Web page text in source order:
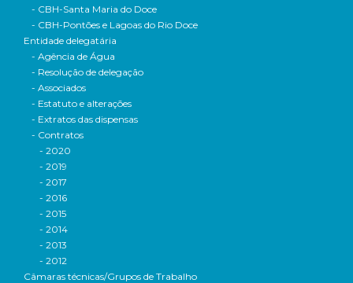
- CBH-Santa Maria do Doce
- CBH-Pontões e Lagoas do Rio Doce
Entidade delegatária
- Agência de Água
- Resolução de delegação
- Associados
- Estatuto e alterações
- Extratos das dispensas
- Contratos
- 2020
- 2019
- 2017
- 2016
- 2015
- 2014
- 2013
- 2012
Câmaras técnicas/Grupos de Trabalho